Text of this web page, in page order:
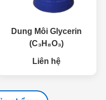
Dung Môi Glycerin
(C₃H₈O₃)
Liên hệ